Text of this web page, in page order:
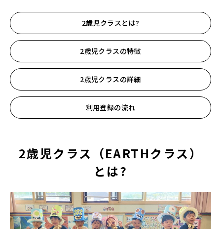
2歳児クラスとは?
2歳児クラスの特徴
2歳児クラスの詳細
利用登録の流れ
2歳児クラス （EARTHクラス）
とは?